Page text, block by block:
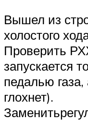
Вышел из
холостого
Проверить
запускается
педалью газа,
глохнет).